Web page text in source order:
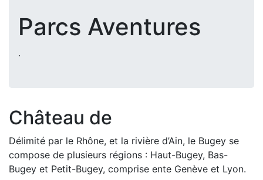
Parcs Aventures
.
Château de
Délimité par le Rhône, et la rivière d’Ain, le Bugey se
compose de plusieurs régions : Haut-Bugey, Bas-
Bugey et Petit-Bugey, comprise ente Genève et Lyon.